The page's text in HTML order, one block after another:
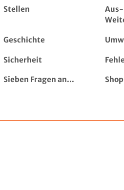
Stellen
Geschichte
Sicherheit
Sieben Fragen an... Shop